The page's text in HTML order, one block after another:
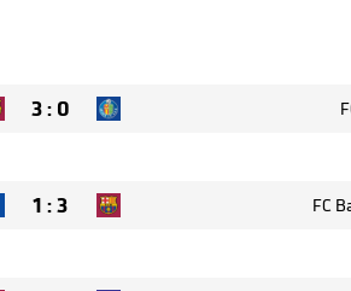
3: 0
1 :3 FC